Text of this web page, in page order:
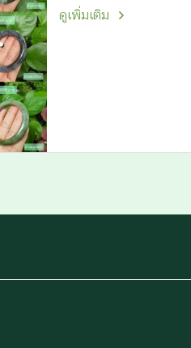
ดูเพิ่มเติม